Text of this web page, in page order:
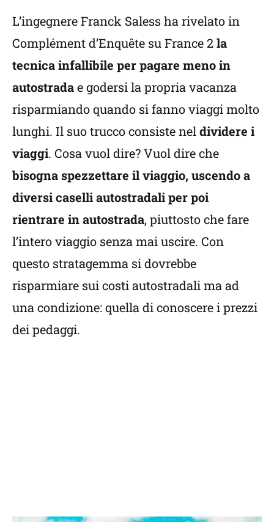
L’ingegnere Franck Saless ha rivelato in
Complément d’Enquête su France 2la
tecnica infallibile per pagare meno in
autostradae godersi la propria vacanza
risparmiando quando si fanno viaggi molto
lunghi. Il suo trucco consiste neldividere i
viaggi. Cosa vuol dire? Vuol dire che
bisogna spezzettare il viaggio, uscendo a
diversi caselli autostradali per poi
rientrare in autostrada, piuttosto che fare
l’intero viaggio senza mai uscire. Con
questo stratagemma si dovrebbe
risparmiare sui costi autostradali ma ad
una condizione: quella di conoscere i prezzi
dei pedaggi.